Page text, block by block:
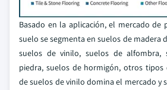
Basado en la aplicación, el mercado de
suelo se segmenta en suelos de madera
suelos de vinilo, suelos de alfombra,
piedra, suelos de hormigón, otros tipos
de suelos de vinilo domina el mercado y